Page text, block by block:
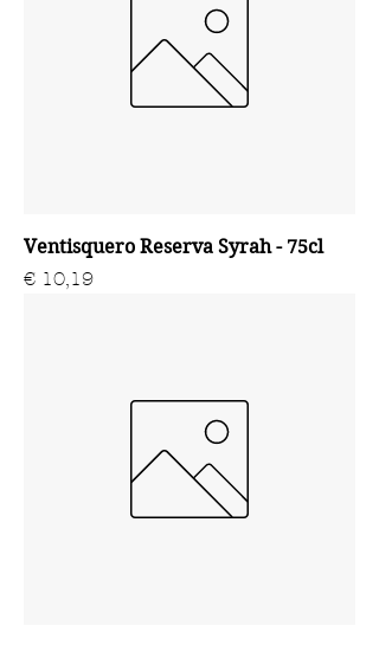
Ventisquero Reserva Syrah - 75cl
Prijs
€ 10,19